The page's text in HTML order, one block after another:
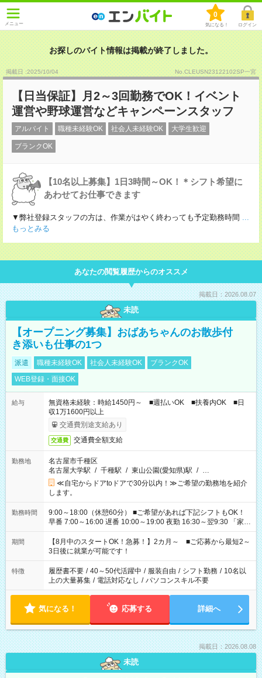
メニュー
0
気になる！ ログイン
お探しのバイト情報は掲載が終了しました。
掲載日 :2025/10/04 No.CLEUSN23122102SP一宮
【日当保証】月2～3回勤務でOK！イベント
運営や野球運営などキャンペーンスタッフ
アルバイト 職種未経験OK 社会人未経験OK 大学生歓迎
ブランクOK
【10名以上募集】1日3時間～OK！＊シフト希望に
あわせてお仕事できます
▼弊社登録スタッフの方は、作業がはやく終わっても予定勤務時間 ...
もっとみる
あなたの閲覧履歴からのオススメ
掲載日：2026.08.07
未読
【オープニング募集】おばあちゃんのお散歩付
き添いも仕事の1つ
派遣 職種未経験OK 社会人未経験OK
ブランクOK
WEB登録・面接OK
給与
無資格未経験：時給1450円～ ■週払いOK ■扶養内OK ■日
収1万1600円以上
交通費別途支給あり
交通費 交通費全額支給
勤務地
名古屋市千種区
名古屋大学駅 / 千種駅 / 東山公園(愛知県)駅 / …
≪自宅からドアtoドアで30分以内！≫ご希望の勤務地を紹介
します。
勤務時間
9:00～18:00（休憩60分） ■ご希望があれば下記シフトもOK！
早番 7:00～16:00 遅番 10:00～19:00 夜勤 16:30～翌9:30 「家族
と休みを合わせたい」 「余裕を持って夕飯の準備がしたい」
「できれば残業はしたくない」 など、ご希望を教えてください
ね。 ※Wワーク希望の方へ 今ご覧のお仕事で希望する勤務時間
と、もう1つのお仕事の勤務時間。 合計で週40時間を超える場
合は応募できません。
期間
【8月中のスタートOK！急募！】2カ月～ ■ご応募から最短2～
3日後に就業が可能です！
特徴 履歴書不要 / 40～50代活躍中 / 服装自由 / シフト勤務 / 10名以
上の大量募集 / 電話対応なし / パソコンスキル不要
気になる！ 応募する 詳細へ
掲載日：2026.08.08
未読